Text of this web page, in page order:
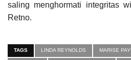
saling menghormati integritas
Retno.
TAGS LINDA REYNOLDS MARISE